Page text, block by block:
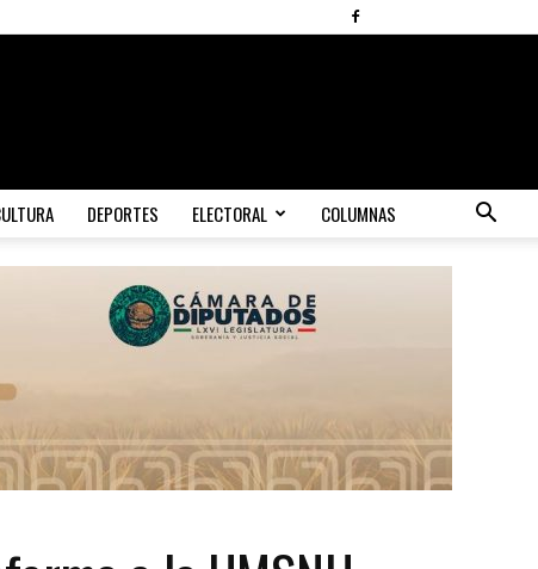
DEPORTES ELECTORAL COLUMNAS